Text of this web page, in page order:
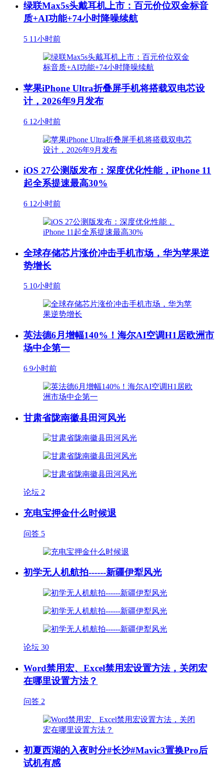
绿联Max5s头戴耳机上市：百元价位双金标音
质+AI功能+74小时降噪续航
5 11小时前
苹果iPhone Ultra折叠屏手机将搭载双电芯设
计，2026年9月发布
6 12小时前
iOS 27公测版发布：深度优化性能，iPhone 11
起全系提速最高30%
6 12小时前
全球存储芯片涨价冲击手机市场，华为苹果逆
势增长
5 10小时前
英法德6月增幅140%！海尔AI空调H1居欧洲市
场中企第一
6 9小时前
甘肃省陇南徽县田河风光
论坛 2
充电宝押金什么时候退
问答 5
初学无人机航拍------新疆伊犁风光
论坛 30
Word禁用宏、Excel禁用宏设置方法，关闭宏
在哪里设置方法？
问答 2
初夏西湖的入夜时分#长沙#Mavic3置换Pro后
试机有感